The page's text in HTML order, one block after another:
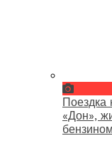
«Дон»,
бензином